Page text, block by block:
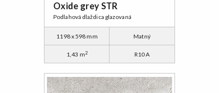
Oxide grey STR
Podlahová dlaždica glazovaná
1198 x 598 mm Matný
1,43 m2 R10 A